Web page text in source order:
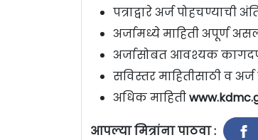
पत्राद्वारे अर्ज पोहचण्याची
अर्जामध्ये माहिती अपूर्ण
अर्जासोबत आवश्यक
सविस्तर माहितीसाठी व
अधिक माहिती
आपल्या मित्रांना पाठवा :